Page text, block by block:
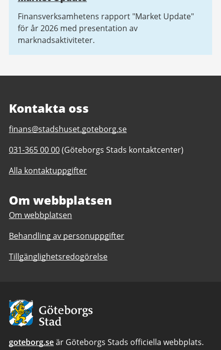
Finansverksamhetens rapport "Market Update"
för år 2026 med presentation av
marknadsaktiviteter.
Kontakta oss
E-
till
Finansiell
information
finans@stadshuset.goteborg.se
Telefonnummer
Finansiell
031-365 00 00(Göteborgs Stads kontaktcenter)
Alla kontaktuppgifter
Om webbplatsen
Om webbplatsen
Behandling av personuppgifter
Tillgänglighetsredogörelse
Avsändare:
Göteborgs
Stad
goteborg.seär Göteborgs Stads officiella webbplats.